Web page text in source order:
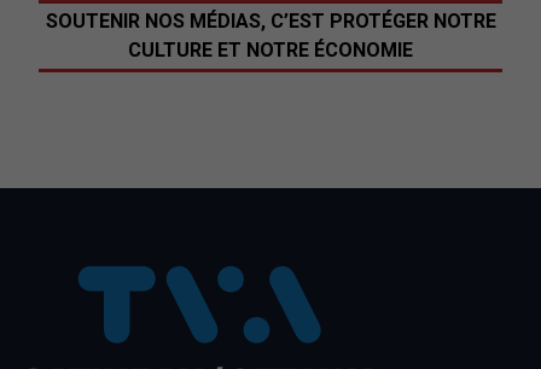
SOUTENIR NOS MÉDIAS, C’EST PROTÉGER NOTRE
CULTURE ET NOTRE ÉCONOMIE